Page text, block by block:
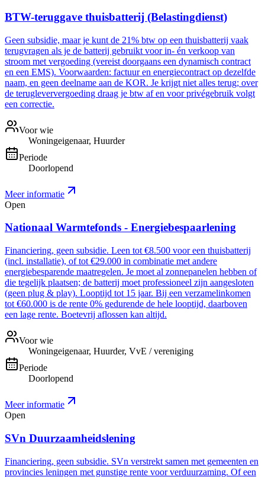
BTW-teruggave thuisbatterij (Belastingdienst)
Geen subsidie, maar je kunt de 21% btw op een thuisbatterij vaak
terugvragen als je de batterij gebruikt voor in- én verkoop van
stroom met vergoeding (vereist doorgaans een dynamisch contract
en een EMS). Voorwaarden: factuur en energiecontract op dezelfde
naam, en geen deelname aan de KOR. Je krijgt niet alles terug; over
de terugleververgoeding draag je btw af en voor privégebruik volgt
een correctie.
Voor wie
Woningeigenaar, Huurder
Periode
Doorlopend
Meer informatie
Open
Nationaal Warmtefonds - Energiebespaarlening
Financiering, geen subsidie. Leen tot €8.500 voor een thuisbatterij
(incl. installatie), of tot €29.000 in combinatie met andere
energiebesparende maatregelen. Je moet al zonnepanelen hebben of
die tegelijk plaatsen; de batterij moet professioneel zijn aangesloten
(geen plug & play). Looptijd tot 15 jaar. Bij een verzamelinkomen
tot €60.000 is de rente 0% gedurende de hele looptijd, daarboven
een lage rente. Boetevrij aflossen kan altijd.
Voor wie
Woningeigenaar, Huurder, VvE / vereniging
Periode
Doorlopend
Meer informatie
Open
SVn Duurzaamheidslening
Financiering, geen subsidie. SVn verstrekt samen met gemeenten en
provincies leningen met gunstige rente voor verduurzaming. Of een